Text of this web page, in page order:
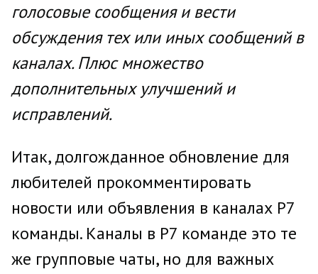
голосовые сообщения и вести
обсуждения тех или иных сообщений в
каналах. Плюс множество
дополнительных улучшений и
исправлений.
Итак, долгожданное обновление для
любителей прокомментировать
новости или объявления в каналах Р7
команды. Каналы в Р7 команде это те
же групповые чаты, но для важных